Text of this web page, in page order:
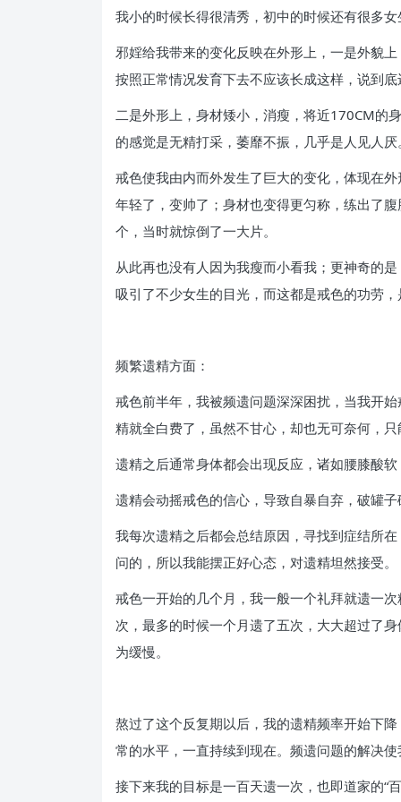
我小的时候长得很清秀，初中的时候还有很多
邪婬给我带来的变化反映在外形上，一是外貌
按照正常情况发育下去不应该长成这样，说到
二是外形上，身材矮小，消瘦，将近170CM的
的感觉是无精打采，萎靡不振，几乎是人见人厌
戒色使我由内而外发生了巨大的变化，体现在
年轻了，变帅了；身材也变得更匀称，练出了
个，当时就惊倒了一大片。
从此再也没有人因为我瘦而小看我；更神奇的
吸引了不少女生的目光，而这都是戒色的功劳
频繁遗精方面：
戒色前半年，我被频遗问题深深困扰，当我开
精就全白费了，虽然不甘心，却也无可奈何，
遗精之后通常身体都会出现反应，诸如腰膝酸
遗精会动摇戒色的信心，导致自暴自弃，破罐
我每次遗精之后都会总结原因，寻找到症结所
问的，所以我能摆正好心态，对遗精坦然接受。
戒色一开始的几个月，我一般一个礼拜就遗一
次，最多的时候一个月遗了五次，大大超过了
为缓慢。
熬过了这个反复期以后，我的遗精频率开始下
常的水平，一直持续到现在。频遗问题的解决
接下来我的目标是一百天遗一次，也即道家的“